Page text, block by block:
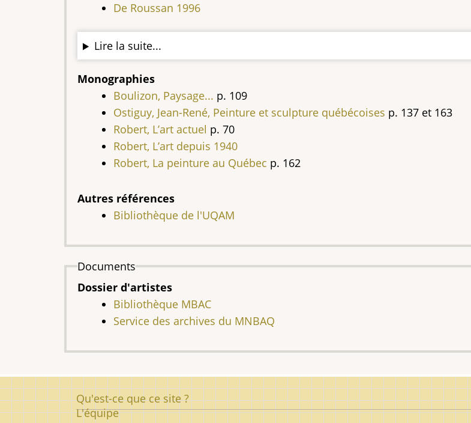
De Roussan 1996
Lire la suite...
Monographies
Boulizon, Paysage... p. 109
Ostiguy, Jean-René, Peinture et sculpture québécoises p. 137 et 163
Robert, L’art actuel p. 70
Robert, L’art depuis 1940
Robert, La peinture au Québec p. 162
Autres références
Bibliothèque de l'UQAM
Documents
Dossier d'artistes
Bibliothèque MBAC
Service des archives du MNBAQ
Pied
de
Qu'est-ce que ce site ?
L'équipe